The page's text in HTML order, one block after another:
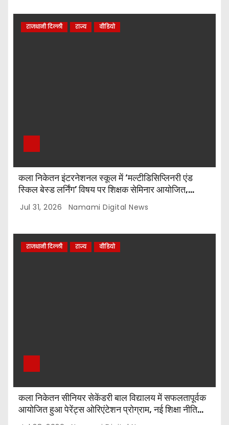
राजधानी दिल्ली राज्य वीडियो
कला निकेतन इंटरनेशनल स्कूल में ‘मल्टीडिसिप्लिनरी एंड
स्किल बेस्ड लर्निंग’ विषय पर शिक्षक सेमिनार आयोजित,
टॉप-5 विजेताओं को किया गया सम्मानित
Jul 31, 2026 Namami Digital News
राजधानी दिल्ली राज्य वीडियो
कला निकेतन सीनियर सेकेंडरी बाल विद्यालय में सफलतापूर्वक
आयोजित हुआ पेरेंट्स ओरिएंटेशन प्रोग्राम, नई शिक्षा नीति
और CBSE पाठ्यक्रम पर किया गया मार्गदर्शन